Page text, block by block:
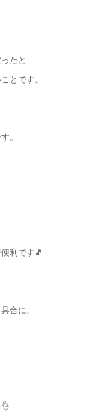
たと
とです。
。
利です🎵
合に。